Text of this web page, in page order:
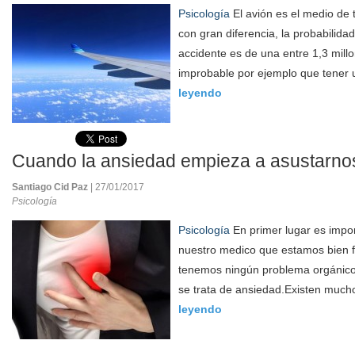
Psicología El avión es el medio
con gran diferencia, la
accidente es de una entre 1,3
improbable por ejemplo que tener
leyendo
Cuando la ansiedad empieza a
Santiago Cid Paz
| 27/01/2017
Psicología
Psicología En primer lugar es
nuestro medico que estamos bien
tenemos ningún problema
se trata de ansiedad.Existen
leyendo